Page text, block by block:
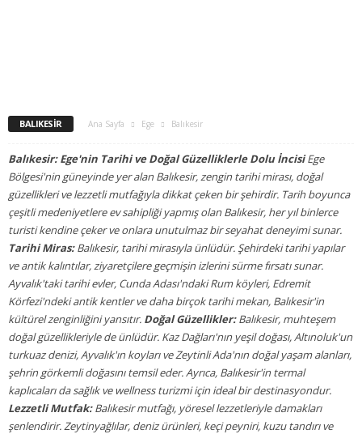
BALIKESIR Ana Sayfa Ege Balıkesir
Balıkesir: Ege'nin Tarihi ve Doğal Güzelliklerle Dolu İncisiEge
Bölgesi'nin güneyinde yer alan Balıkesir, zengin tarihi mirası, doğal
güzellikleri ve lezzetli mutfağıyla dikkat çeken bir şehirdir. Tarih boyunca
çeşitli medeniyetlere ev sahipliği yapmış olan Balıkesir, her yıl binlerce
turisti kendine çeker ve onlara unutulmaz bir seyahat deneyimi sunar.
Tarihi Miras:Balıkesir, tarihi mirasıyla ünlüdür. Şehirdeki tarihi yapılar
ve antik kalıntılar, ziyaretçilere geçmişin izlerini sürme fırsatı sunar.
Ayvalık'taki tarihi evler, Cunda Adası'ndaki Rum köyleri, Edremit
Körfezi'ndeki antik kentler ve daha birçok tarihi mekan, Balıkesir'in
kültürel zenginliğini yansıtır. Doğal Güzellikler:Balıkesir, muhteşem
doğal güzellikleriyle de ünlüdür. Kaz Dağları'nın yeşil doğası, Altınoluk'un
turkuaz denizi, Ayvalık'ın koyları ve Zeytinli Ada'nın doğal yaşam alanları,
şehrin görkemli doğasını temsil eder. Ayrıca, Balıkesir'in termal
kaplıcaları da sağlık ve wellness turizmi için ideal bir destinasyondur.
Lezzetli Mutfak:Balıkesir mutfağı, yöresel lezzetleriyle damakları
şenlendirir. Zeytinyağlılar, deniz ürünleri, keçi peyniri, kuzu tandırı ve